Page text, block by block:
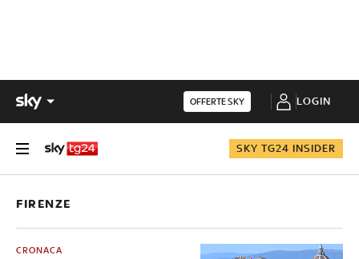
OFFERTE SKY LOGIN
SKY TG24 INSIDER
FIRENZE
CRONACA